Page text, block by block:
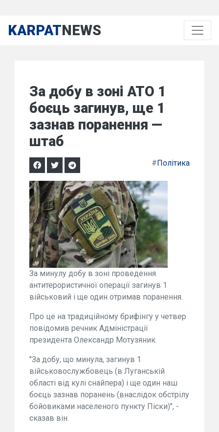
KARPATNEWS
За добу в зоні АТО 1
боєць загинув, ще 1
зазнав поранення —
штаб
#Політика
За минулу добу в зоні проведення
антитерористичної операції загинув 1
військовий і ще один отримав поранення.
Про це на традиційному брифінгу у четвер
повідомив речник Адміністрації
президента Олександр Мотузяник.
"За добу, що минула, загинув 1
військовослужбовець (в Луганській
області від кулі снайпера) і ще один наш
боєць зазнав поранень (внаслідок обстрілу
бойовиками населеного пункту Піски)", -
сказав він.